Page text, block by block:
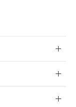
い限
おりま